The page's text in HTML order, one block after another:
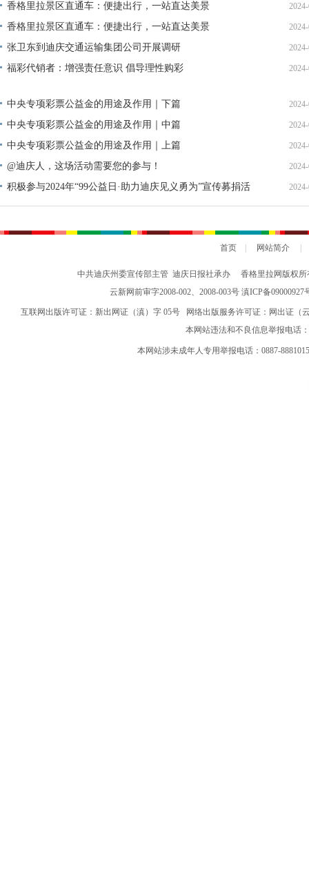
单公示
香格里拉景区直通车：便捷出行，一站直达美景
香格里拉景区直通车：便捷出行，一站直达美景
张卫东到迪庆交通运输集团公司开展调研
福彩代销者：增强责任意识 倡导理性购彩
中央专项彩票公益金的用途及作用｜下篇
中央专项彩票公益金的用途及作用｜中篇
中央专项彩票公益金的用途及作用｜上篇
@迪庆人，这场活动需要您的参与！
积极参与2024年“99公益日·助力迪庆见义勇为”宣传募捐活
动倡议书